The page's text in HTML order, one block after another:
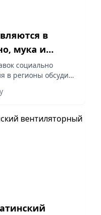
в
мука и
продукты
социально
в регионы обсудили
Серика